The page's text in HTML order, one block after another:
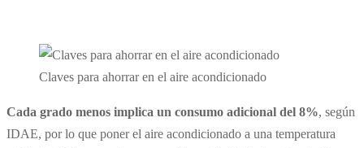
Claves para ahorrar en el aire acondicionado
Cada grado menos implica un consumo adicional del 8%, según
IDAE, por lo que poner el aire acondicionado a una temperatura